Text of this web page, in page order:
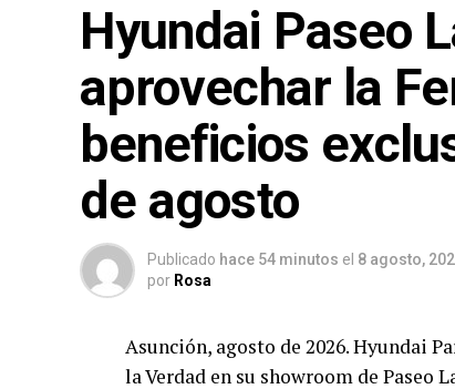
Hyundai Paseo
aprovechar la
beneficios
de agosto
Publicado hace 54 minutos el 8 agosto,
por Rosa
Asunción, agosto de 2026. Hyundai
la Verdad en su showroom de Paseo